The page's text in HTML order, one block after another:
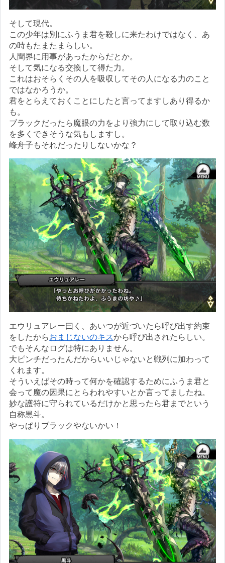
そして現代。
この少年は別にふうま君を殺しに来たわけではなく、あ
の時もたまたまらしい。
人間界に用事があったからだとか。
そして気になる交換して得た力。
これはおそらくその人を吸収してその人になる力のこと
ではなかろうか。
君をとらえておくことにしたと言ってますしあり得るか
も。
ブラックだったら魔眼の力をより強力にして取り込む数
を多くできそうな気もしますし。
峰舟子もそれだったりしないかな？
エウリュアレー曰く、あいつが近づいたら呼び出す約束
をしたからおまじないのキスから呼び出されたらしい。
でもそんなログは特にありません。
大ピンチだったんだからいいじゃないと戦列に加わって
くれます。
そういえばその時って何かを確認するためにふうま君と
会って魔の因果にとらわれやすいとか言ってましたね。
妙な護符に守られているだけかと思ったら君までという
自称黒斗。
やっぱりブラックやないかい！